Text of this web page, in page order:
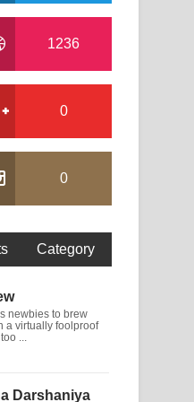
1236
0
0
Category
newbies to brew
a virtually foolproof
...
Darshaniya